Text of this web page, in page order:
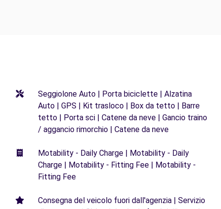
Seggiolone Auto | Porta biciclette | Alzatina
Auto | GPS | Kit trasloco | Box da tetto | Barre
tetto | Porta sci | Catene da neve | Gancio traino
/ aggancio rimorchio | Catene da neve
Motability - Daily Charge | Motability - Daily
Charge | Motability - Fitting Fee | Motability -
Fitting Fee
Consegna del veicolo fuori dall'agenzia | Servizio